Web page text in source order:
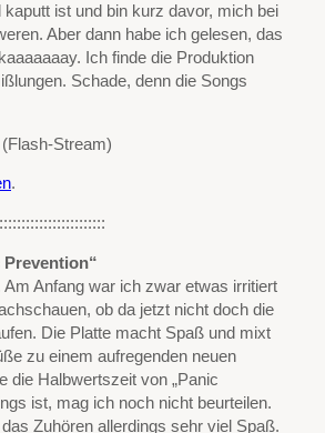
ist und bin kurz davor, mich bei
Aber dann habe ich gelesen, das
Ich finde die Produktion
Schade, denn die Songs
(Flash-Stream)
.
Prevention“
Anfang war ich zwar etwas irritiert
ob da jetzt nicht doch die
Die Platte macht Spaß und mixt
zu einem aufregenden neuen
die Halbwertszeit von „Panic
ist, mag ich noch nicht beurteilen.
Zuhören allerdings sehr viel Spaß.